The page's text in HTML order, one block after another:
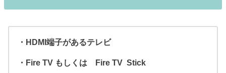
・HDMI端子があるテレビ
・Fire TV もしくは Fire TV Stick